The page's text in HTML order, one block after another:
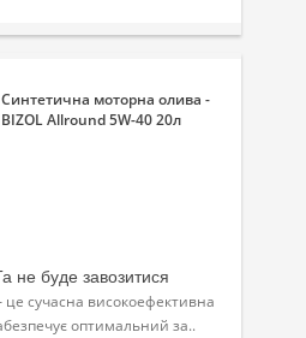
Синтетична моторна олива -
BIZOL Allround 5W-40 20л
не буде завозитися
це сучасна високоефективна
оптимальний за..